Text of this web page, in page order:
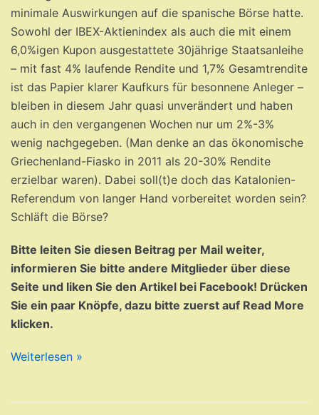
minimale Auswirkungen auf die spanische Börse hatte.
Sowohl der IBEX-Aktienindex als auch die mit einem
6,0%igen Kupon ausgestattete 30jährige Staatsanleihe
– mit fast 4% laufende Rendite und 1,7% Gesamtrendite
ist das Papier klarer Kaufkurs für besonnene Anleger –
bleiben in diesem Jahr quasi unverändert und haben
auch in den vergangenen Wochen nur um 2%-3%
wenig nachgegeben. (Man denke an das ökonomische
Griechenland-Fiasko in 2011 als 20-30% Rendite
erzielbar waren). Dabei soll(t)e doch das Katalonien-
Referendum von langer Hand vorbereitet worden sein?
Schläft die Börse?
Bitte leiten Sie diesen Beitrag per Mail weiter,
informieren Sie bitte andere Mitglieder über diese
Seite und liken Sie den Artikel bei Facebook! Drücken
Sie ein paar Knöpfe, dazu bitte zuerst auf Read More
klicken.
Weiterlesen »